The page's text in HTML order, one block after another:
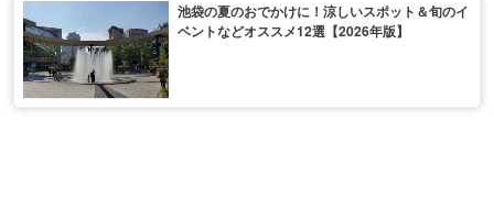
池袋の夏のおでかけに！涼しいスポット＆旬のイ
ベントなどオススメ12選【2026年版】